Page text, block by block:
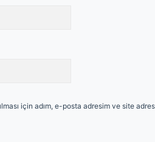
için adım, e-posta adresim ve site